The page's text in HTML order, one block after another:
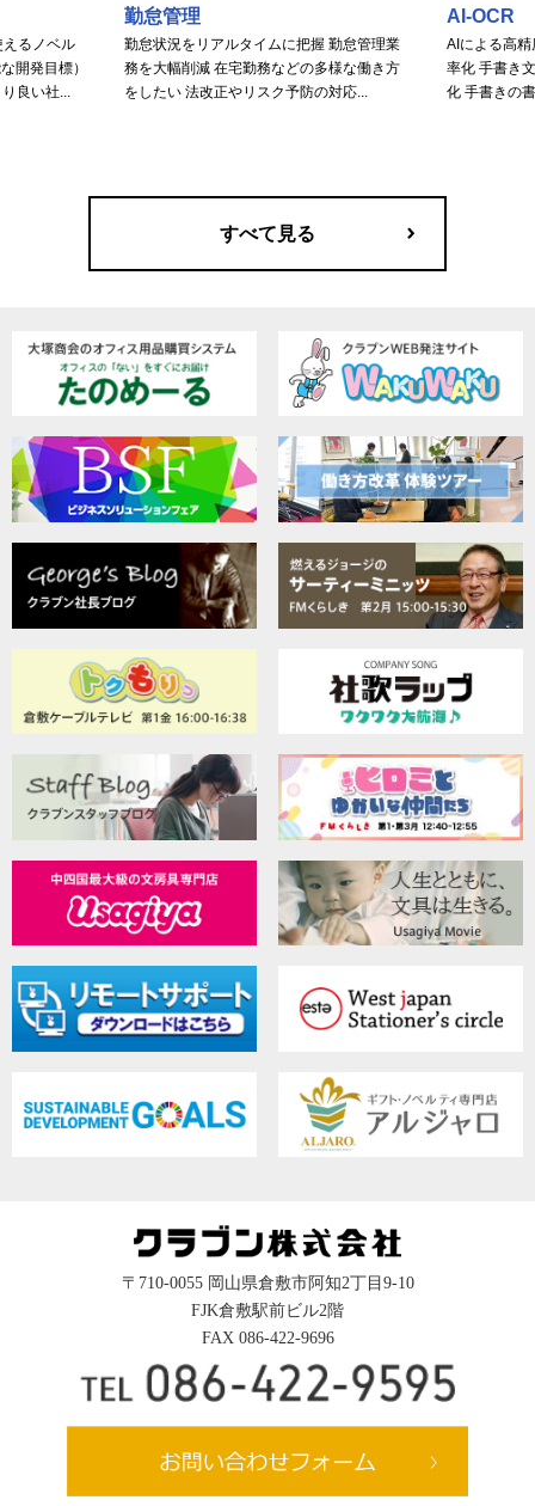
るノベル
開発目標）
良い社...
勤怠管理
勤怠状況をリアルタイムに把握 勤怠管理業
務を大幅削減 在宅勤務などの多様な働き方
をしたい 法改正やリスク予防の対応...
AI-OCR
AIによる高
率化 手書き
化 手書きの
すべて見る
〒710-0055 岡山県倉敷市阿知2丁目9-10
FJK倉敷駅前ビル2階
FAX 086-422-9696